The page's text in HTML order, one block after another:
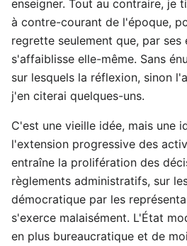
enseigner. Tout au contraire, je
à contre-courant de l'époque,
regrette seulement que, par ses
s'affaiblisse elle-même. Sans
sur lesquels la réflexion, sinon
j'en citerai quelques-uns.
C'est une vieille idée, mais une
l'extension progressive des
entraîne la prolifération des
règlements administratifs, sur
démocratique par les
s'exerce malaisément. L'État
en plus bureaucratique et de